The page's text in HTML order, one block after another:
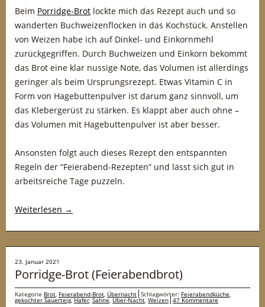
Beim Porridge-Brot lockte mich das Rezept auch und so
wanderten Buchweizenflocken in das Kochstück. Anstellen
von Weizen habe ich auf Dinkel- und Einkornmehl
zurückgegriffen. Durch Buchweizen und Einkorn bekommt
das Brot eine klar nussige Note, das Volumen ist allerdings
geringer als beim Ursprungsrezept. Etwas Vitamin C in
Form von Hagebuttenpulver ist darum ganz sinnvoll, um
das Klebergerüst zu stärken. Es klappt aber auch ohne –
das Volumen mit Hagebuttenpulver ist aber besser.
Ansonsten folgt auch dieses Rezept den entspannten
Regeln der “Feierabend-Rezepten” und lässt sich gut in
arbeitsreiche Tage puzzeln.
Weiterlesen →
23. Januar 2021
Porridge-Brot (Feierabendbrot)
Kategorie Brot, Feierabend-Brot, Übernacht Schlagwörter: Feierabendküche,
gekochter Sauerteig,Hafer,Sahne,Über-Nacht, Weizen 47 Kommentare